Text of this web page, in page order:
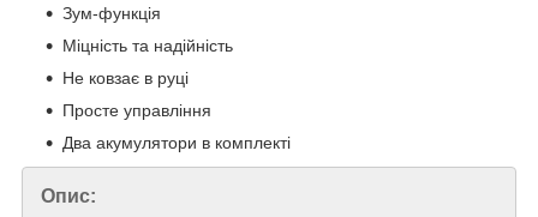
Зум-функція
Міцність та надійність
Не ковзає в руці
Просте управління
Два акумулятори в комплекті
Опис: